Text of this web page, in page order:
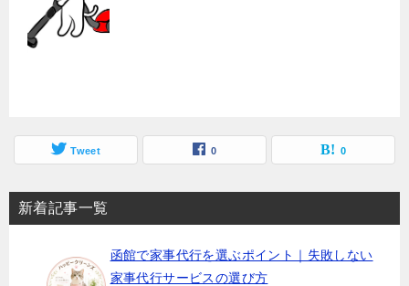
Tweet 0 0
新着記事一覧
函館で家事代行を選ぶポイント｜失敗しない
家事代行サービスの選び方